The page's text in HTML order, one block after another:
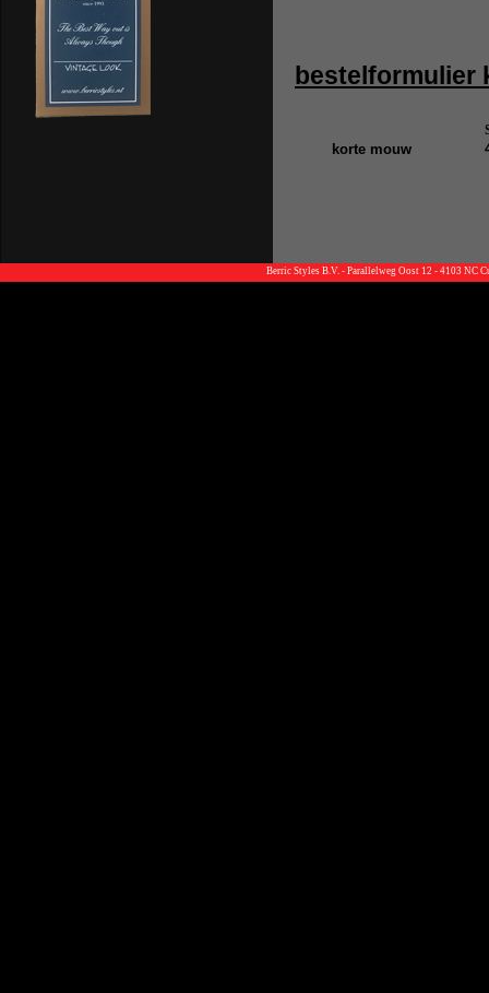
bestelformulier
korte mouw
Berric Styles B.V. - Parallelweg Oost 12 - 4103 NC